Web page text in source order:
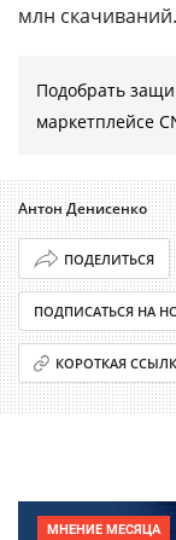
млн скачиваний.
Подобрать
маркетплейсе
Антон Денисенко
ПОДЕЛИТЬСЯ
ПОДПИСАТЬСЯ НА
КОРОТКАЯ
МНЕНИЕ МЕСЯЦА